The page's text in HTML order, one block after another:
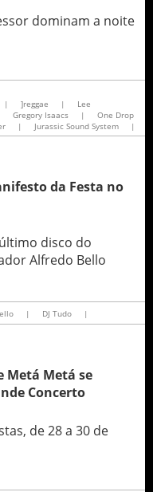
dominam a noite
| ]reggae |
Lee
Gregory Isaacs |
One Drop
| Jurassic Sound System |
da Festa no
disco do
Alfredo Bello
| DJ Tudo |
Metá Metá se
Concerto
de 28 a 30 de